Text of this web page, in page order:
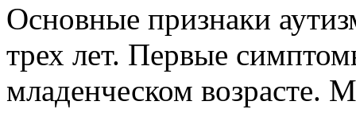
Основные признаки
трех лет. Первые
младенческом возрасте.